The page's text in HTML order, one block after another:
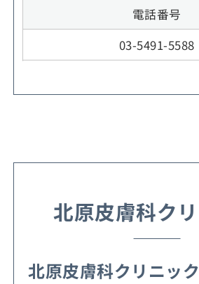
電話番号
03-5491-5588
北原皮膚科ク
北原皮膚科クリニッ